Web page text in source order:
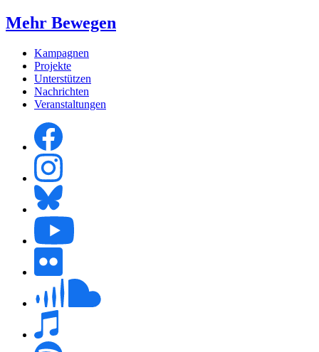
Mehr Bewegen
Kampagnen
Projekte
Unterstützen
Nachrichten
Veranstaltungen